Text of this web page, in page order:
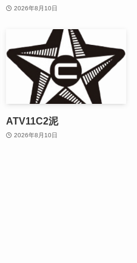
2026年8月10日
ATV11C2泥
2026年8月10日